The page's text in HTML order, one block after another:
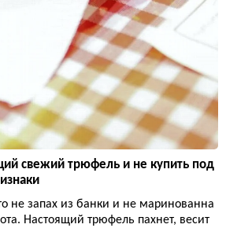
свежий трюфель и не купить под
не запах из банки и не маринованна
Настоящий трюфель пахнет, весит